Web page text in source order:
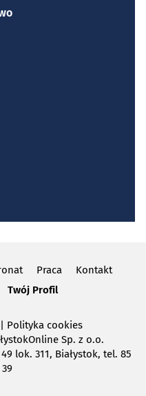
Praca
Kontakt
Twój Profil
Polityka cookies
Sp. z o.o.
lok. 311, Białystok, tel. 85